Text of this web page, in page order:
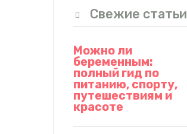
Свежие статьи
Можно ли
беременным:
полный гид по
питанию, спорту,
путешествиям и
красоте